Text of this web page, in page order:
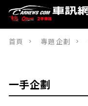
首頁 專題企劃
一手企劃